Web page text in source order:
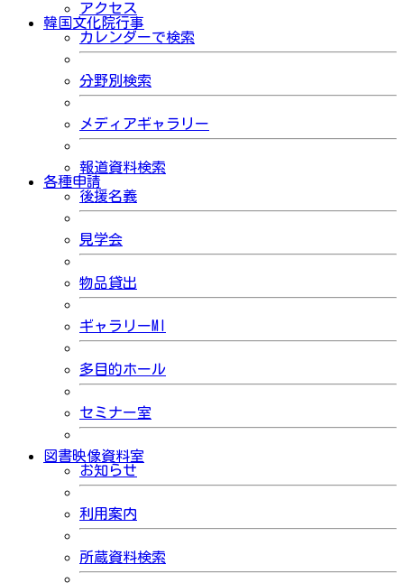
アクセス
韓国文化院行事
カレンダーで検索
分野別検索
メディアギャラリー
報道資料検索
各種申請
後援名義
見学会
物品貸出
ギャラリーMI
多目的ホール
セミナー室
図書映像資料室
お知らせ
利用案内
所蔵資料検索